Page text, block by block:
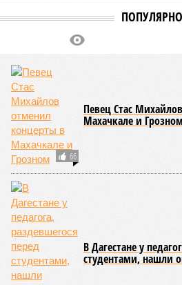
66
Певец Стас
Махачкале и Грозном
В Дагестане у
студентами, нашли